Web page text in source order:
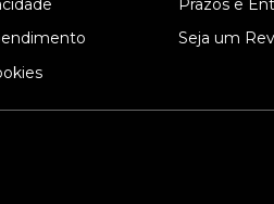
Prazos e
Seja um